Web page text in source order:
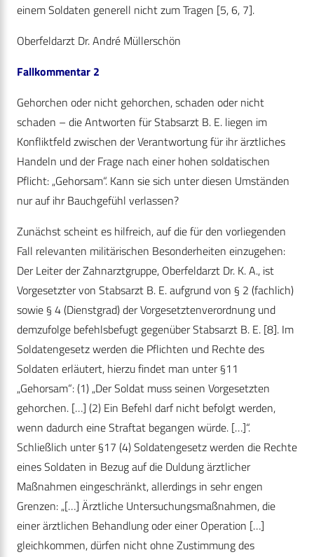
einem Soldaten generell nicht zum Tragen [5, 6, 7].
Oberfeldarzt Dr. André Müllerschön
Fallkommentar 2
Gehorchen oder nicht gehorchen, schaden oder nicht
schaden – die Antworten für Stabsarzt B. E. liegen im
Konfliktfeld zwischen der Verantwortung für ihr ärztliches
Handeln und der Frage nach einer hohen soldatischen
Pflicht: „Gehorsam“. Kann sie sich unter diesen Umständen
nur auf ihr Bauchgefühl verlassen?
Zunächst scheint es hilfreich, auf die für den vorliegenden
Fall relevanten militärischen Besonderheiten einzugehen:
Der Leiter der Zahnarztgruppe, Oberfeldarzt Dr. K. A., ist
Vorgesetzter von Stabsarzt B. E. aufgrund von § 2 (fachlich)
sowie § 4 (Dienstgrad) der Vorgesetztenverordnung und
demzufolge befehlsbefugt gegenüber Stabsarzt B. E. [8]. Im
Soldatengesetz werden die Pflichten und Rechte des
Soldaten erläutert, hierzu findet man unter §11
„Gehorsam“: (1) „Der Soldat muss seinen Vorgesetzten
gehorchen. […] (2) Ein Befehl darf nicht befolgt werden,
wenn dadurch eine Straftat begangen würde. […]“.
Schließlich unter §17 (4) Soldatengesetz werden die Rechte
eines Soldaten in Bezug auf die Duldung ärztlicher
Maßnahmen eingeschränkt, allerdings in sehr engen
Grenzen: „[…] Ärztliche Untersuchungsmaßnahmen, die
einer ärztlichen Behandlung oder einer Operation […]
gleichkommen, dürfen nicht ohne Zustimmung des